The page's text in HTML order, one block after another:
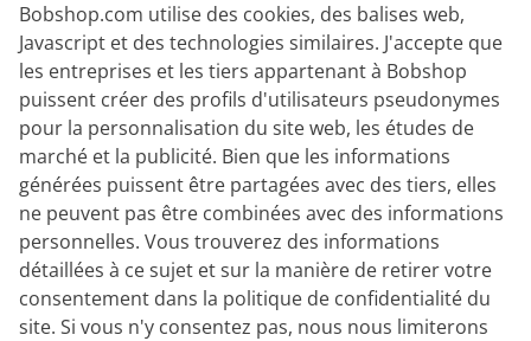
X-BIONIC
X-SOCKS Chaussettes Core Sport
Crew
19,95 €
Nouveau
Made in Europe
Bobshop.com utilise des cookies, des balises web,
Javascript et des technologies similaires. J'accepte que
les entreprises et les tiers appartenant à Bobshop
puissent créer des profils d'utilisateurs pseudonymes
pour la personnalisation du site web, les études de
marché et la publicité. Bien que les informations
générées puissent être partagées avec des tiers, elles
ne peuvent pas être combinées avec des informations
personnelles. Vous trouverez des informations
détaillées à ce sujet et sur la manière de retirer votre
consentement dans la politique de confidentialité du
site. Si vous n'y consentez pas, nous nous limiterons